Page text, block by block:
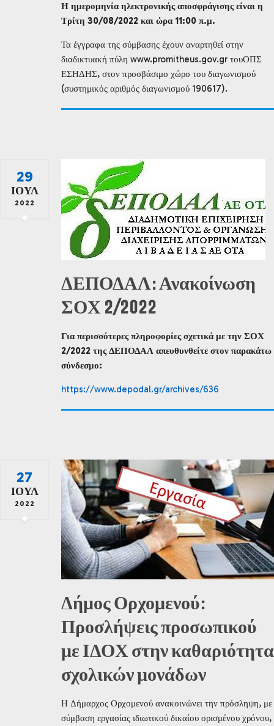
Η ημερομηνία ηλεκτρονικής αποσφράγισης είναι η
Τρίτη 30/08/2022 και ώρα 11:00 π.μ.
Τα έγγραφα της σύμβασης έχουν αναρτηθεί στην
διαδικτυακή πύλη www.promitheus.gov.gr τουΟΠΣ
ΕΣΗΔΗΣ, στον προσβάσιμο χώρο του διαγωνισμού
(συστημικός αριθμός διαγωνισμού 190617).
29
ΙΟΎΛ
2022
ΔΕΠΟΔΑΛ: Ανακοίνωση
ΣΟΧ 2/2022
Για περισσότερες πληροφορίες σχετικά με την ΣΟΧ
2/2022 της ΔΕΠΟΔΑΛ απευθυνθείτε στον παρακάτω
σύνδεσμο:
https://www.depodal.gr/archives/636
27
ΙΟΎΛ
2022
Δήμος Ορχομενού:
Προσλήψεις προσωπικού
με ΙΔΟΧ στην καθαριότητα
σχολικών μονάδων
Η Δήμαρχος Ορχομενού ανακοινώνει την πρόσληψη, με
σύμβαση εργασίας ιδιωτικού δικαίου ορισμένου χρόνου,